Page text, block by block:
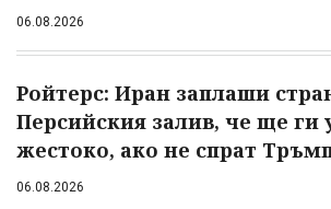
06.08.2026
Ройтерс: Иран заплаши
Персийския залив, че ще ги
жестоко, ако не спрат
06.08.2026